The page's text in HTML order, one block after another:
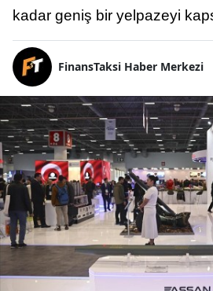
kadar geniş bir yelpazeyi
FinansTaksi Haber Merkezi